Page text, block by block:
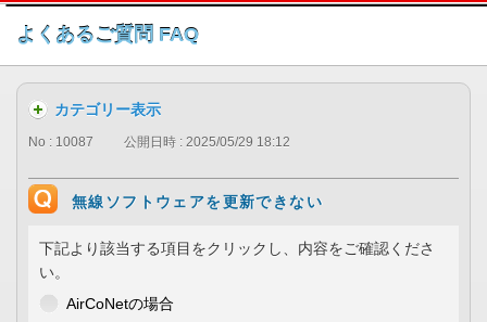
このページの本文へ
よくあるご質問 FAQ
カテゴリー表示
No : 10087 公開日時 : 2025/05/29 18:12
無線ソフトウェアを更新できない
下記より該当する項目をクリックし、内容をご確認くださ
い。
AirCoNetの場合